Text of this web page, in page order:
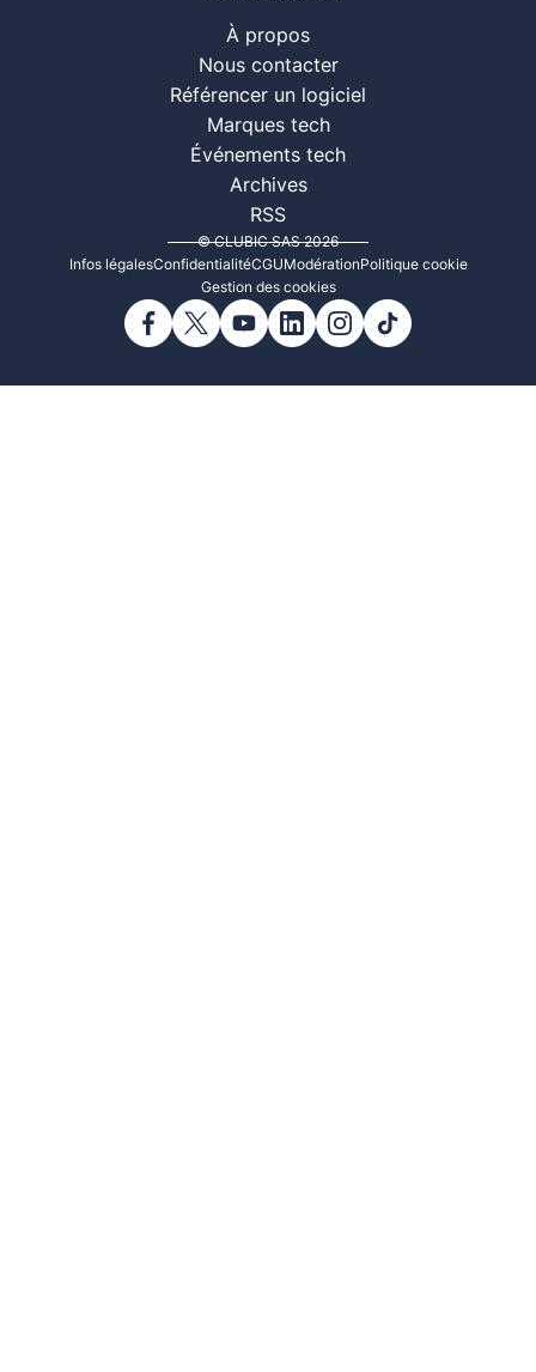
À propos
Nous contacter
Référencer un logiciel
Marques tech
Événements tech
Archives
RSS
© CLUBIC SAS 2026
Infos légalesConfidentialitéCGUModérationPolitique cookie
Gestion des cookies